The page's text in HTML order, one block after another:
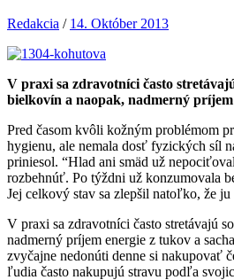
Redakcia / 14. Október 2013
V praxi sa zdravotníci často
bielkovín a naopak, nadmerný
Pred časom kvôli kožným problémom
hygienu, ale nemala dosť fyzických síl
priniesol. “Hlad ani smäd už
rozbehnúť. Po týždni už konzumovala
Jej celkový stav sa zlepšil natoľko, že
V praxi sa zdravotníci často stretávajú
nadmerný príjem energie z tukov a
zvyčajne nedonúti denne si nakupovať
ľudia často nakupujú stravu podľa